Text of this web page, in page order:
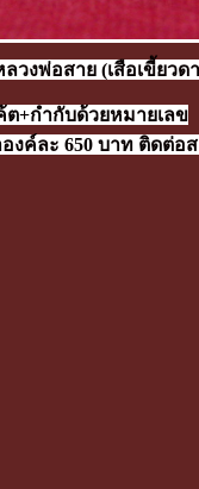
ลวงพ่อสาย (เสือเขี้ยว
+กำกับด้วยหมายเลข
งค์ละ 650 บาท ติดต่อ